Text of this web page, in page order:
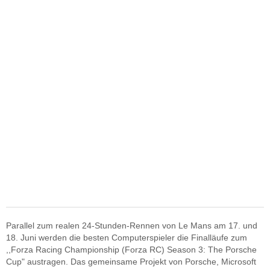
Parallel zum realen 24-Stunden-Rennen von Le Mans am 17. und
18. Juni werden die besten Computerspieler die Finalläufe zum
,,Forza Racing Championship (Forza RC) Season 3: The Porsche
Cup" austragen. Das gemeinsame Projekt von Porsche, Microsoft